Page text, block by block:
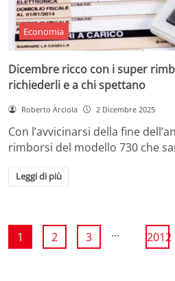
Economia
Dicembre ricco con i super
richiederli e a chi spettano
Roberto Arciola 2 Dicembre 2025
Con l’avvicinarsi della fine
rimborsi del modello 730 che
Leggi di più
1 2 3 ... 2012